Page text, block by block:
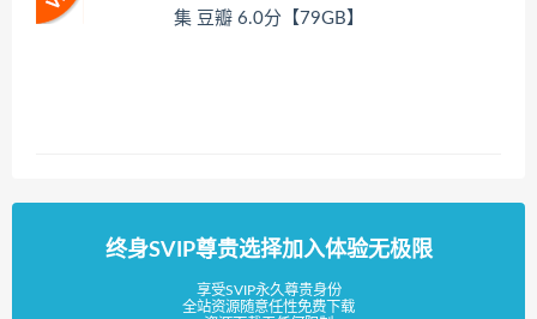
集 豆瓣 6.0分【79GB】
终身SVIP尊贵选择加入体验无极限
享受SVIP永久尊贵身份
全站资源随意任性免费下载